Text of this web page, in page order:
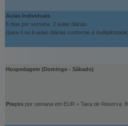
Aulas Individuais
5 dias por semana, 2 aulas diárias
(para 4 ou 6 aulas diárias conforme a multiplicidade)
Hospedagem (Domingo - Sábado)
Preços por semana em EUR + Taxa de Reserva: